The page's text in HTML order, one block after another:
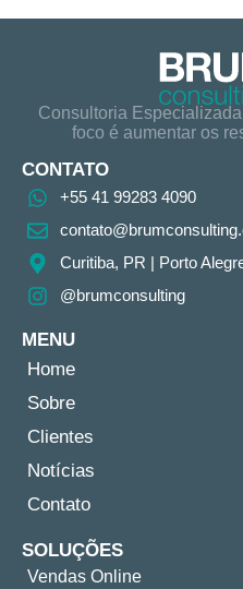
Consultoria
foco é aumentar os
CONTATO
+55 41 99283 4090
Curitiba, PR​ | Porto
@brumconsulting
MENU
Home
Sobre
Clientes
Notícias
Contato
SOLUÇÕES
Vendas Online